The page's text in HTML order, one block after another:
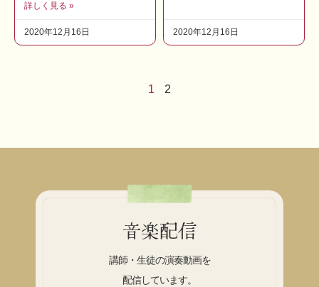
詳しく見る »
2020年12月16日 2020年12月16日
1 2
音楽配信
講師・生徒の演奏動画を
配信しています。